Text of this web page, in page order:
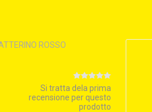
ROSSO
Si tratta dela prima
recensione per questo
prodotto